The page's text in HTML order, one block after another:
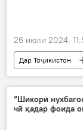
26 июли 2024,
Дар Тоҷикистон
лимит
ангишт
“Шикори
чӣ қадар фоида